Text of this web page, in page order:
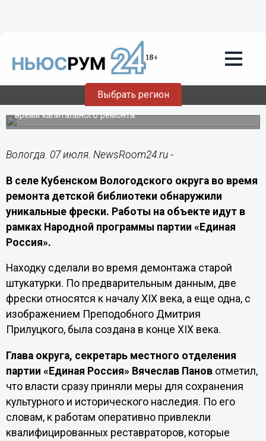
Выбрать регион
В Кубенском отреставрируют фрески
XIX века, обнаруженные в детской
библиотеке
Старинную роспись нашли под слоем штукатурки во
время капитального ремонта.
Вологда. 07 июля. NewsRoom24.ru -
В селе Кубенском Вологодского округа во время
ремонта детской библиотеки обнаружили
уникальные фрески. Работы на объекте идут в
рамках Народной программы партии «Единая
Россия».
Находку сделали во время демонтажа старой
штукатурки. По предварительным данным, две
фрески относятся к началу XIX века, а еще одна, с
изображением Преподобного Дмитрия
Прилуцкого, была создана в конце XIX века.
Глава округа, секретарь местного отделения
партии «Единая Россия» Вячеслав Пановотметил,
что власти сразу приняли меры для сохранения
культурного и исторического наследия. По его
словам, к работам оперативно привлекли
квалифицированных реставраторов, которые